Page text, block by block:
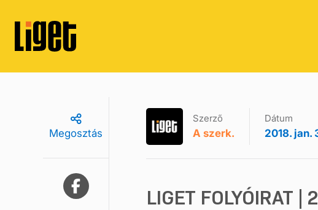
Megosztás
Szerző
A szerk.
Dátum
2018. jan.
LIGET FOLYÓIRAT |